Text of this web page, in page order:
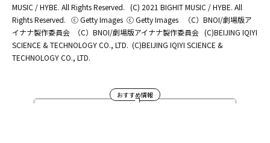
MUSIC / HYBE. All Rights Reserved. (C) 2021 BIGHIT MUSIC / HYBE. All
Rights Reserved. ⓒ Getty Images ⓒ Getty Images
（C）BNOI/劇場版ア
イナナ製作委員会
（C）BNOI/劇場版アイナナ製作委員会 (C)BEIJING IQIYI
SCIENCE & TECHNOLOGY CO., LTD. (C)BEIJING IQIYI SCIENCE &
TECHNOLOGY CO., LTD.
おすすめ情報